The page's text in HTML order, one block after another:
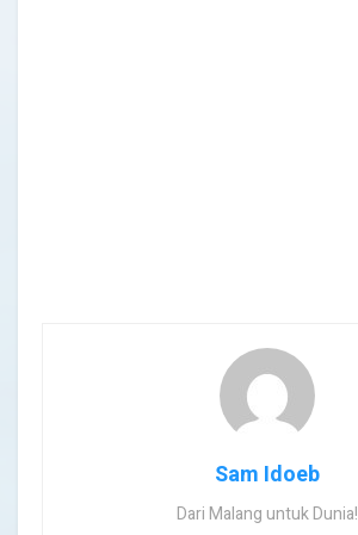
Sam Idoeb
Dari Malang untuk Dunia!